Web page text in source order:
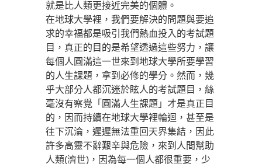
就是比人類更接近完美的個體。
在地球大學裡，我們要解決的問題與要追
求的幸福都是吸引我們熱血投入的考試題
目，真正的目的是希望透過這些努力，讓
每個人圓滿這一世來到地球大學所要學習
的人生課題，拿到必修的學分。然而，幾
乎大部分人都沉迷於眩人的考試題目，絲
毫沒有察覺「圓滿人生課題」才是真正目
的，因而持續在地球大學裡輪迴，甚至是
往下沉淪，遲遲無法重回天界集結，因此
許多高靈不辭艱辛與危險，來到人間幫助
人類(濟世)，因為每一個人都很重要，少